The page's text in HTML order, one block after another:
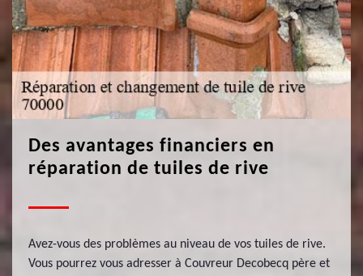
Des avantages financiers en
réparation de tuiles de rive
Avez-vous des problèmes au niveau de vos tuiles de rive.
Vous pourrez vous adresser à Couvreur Decobecq père et